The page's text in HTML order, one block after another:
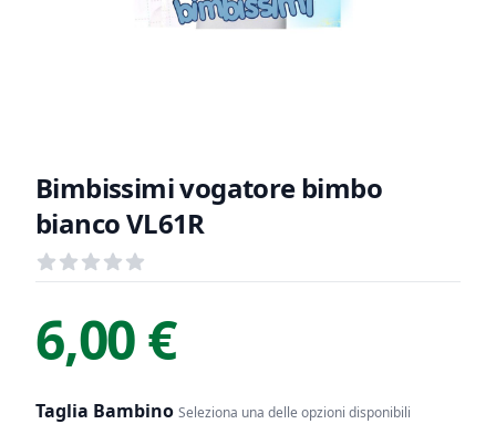
Bimbissimi vogatore bimbo
bianco VL61R
Recensioni
out of 5 stars
6,00 €
Taglia Bambino Seleziona una delle opzioni disponibili